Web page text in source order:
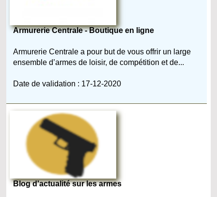
Armurerie Centrale - Boutique en ligne
Armurerie Centrale a pour but de vous offrir un large
ensemble d’armes de loisir, de compétition et de...
Date de validation : 17-12-2020
Blog d'actualité sur les armes